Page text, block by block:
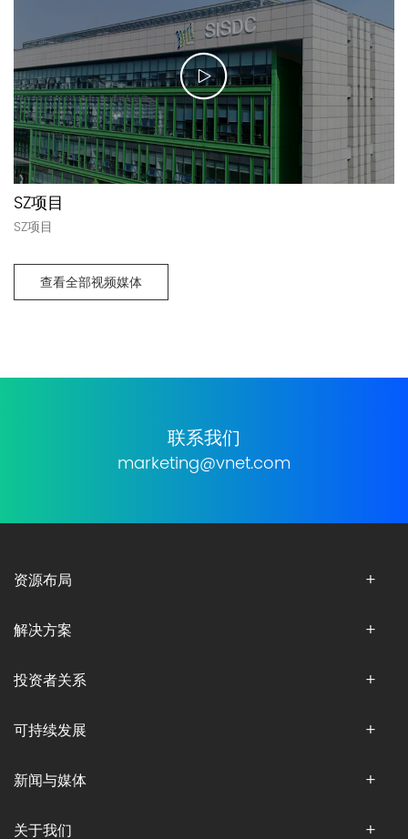
SZ项目
SZ项目
查看全部视频媒体
联系我们
marketing@vnet.com
资源布局
解决方案
投资者关系
可持续发展
新闻与媒体
关于我们